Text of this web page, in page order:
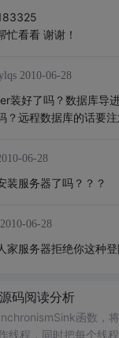
忙看看 谢谢！
2010-06-28
装好了吗？数据库导
？远程数据库的话要
06-28
装服务器了吗？？？
2010-06-28
家服务器拒绝你这种登
码阅读分析
函数，
线程，同时把每个线